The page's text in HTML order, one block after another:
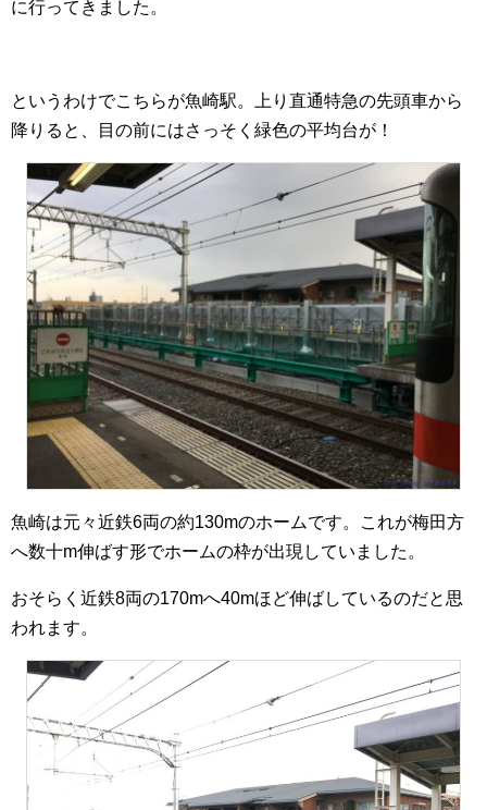
に行ってきました。
というわけでこちらが魚崎駅。上り直通特急の先頭車から
降りると、目の前にはさっそく緑色の平均台が！
魚崎は元々近鉄6両の約130mのホームです。これが梅田方
へ数十m伸ばす形でホームの枠が出現していました。
おそらく近鉄8両の170mへ40mほど伸ばしているのだと思
われます。